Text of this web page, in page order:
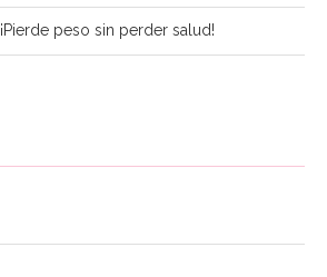
¡Pierde peso sin perder salud!